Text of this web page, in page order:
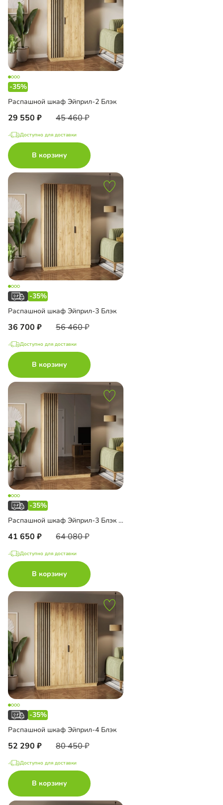
-35%
Распашной шкаф Эйприл-2 Блэк
29 550 45 460
Доступно для доставки
В корзину
-35%
Распашной шкаф Эйприл-3 Блэк
36 700 56 460
Доступно для доставки
В корзину
-35%
Распашной шкаф Эйприл-3 Блэк с зеркалом
41 650 64 080
Доступно для доставки
В корзину
-35%
Распашной шкаф Эйприл-4 Блэк
52 290 80 450
Доступно для доставки
В корзину